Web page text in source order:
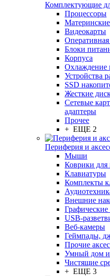
Комплектующие
Процессоры
Видеокарты
Блоки
Корпуса
Охлаждение
Устройства
SSD
Жесткие
Сетевые
адаптеры
Прочее
+ ЕЩЕ 2
Периферия и
Мыши
Коврики
Клавиатуры
Комплекты
Внешние
USB-
Веб-камеры
Геймпады,
Прочие
Умный дом и
Чистящие
+ ЕЩЕ 3